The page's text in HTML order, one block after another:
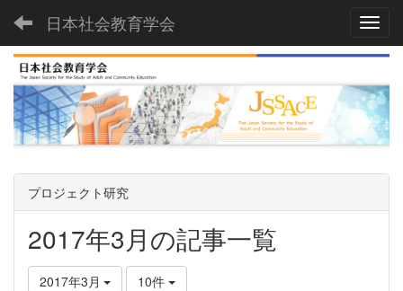
日本社会教育学会
プロジェクト研究
2017年3月の記事一覧
2017年3月 10件